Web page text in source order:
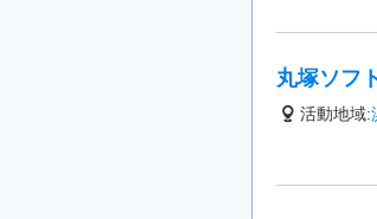
丸塚ソフ
活動地域: